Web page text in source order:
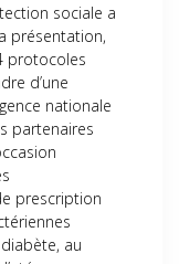
sociale a
présentation,
protocoles
d’une
nationale
partenaires
prescription
au